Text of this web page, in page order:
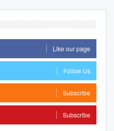
Like our page
Follow Us
Subscribe
Subscribe